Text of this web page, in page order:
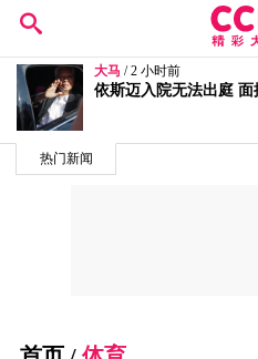
热门新闻
大马 / 18 小时前
努鲁依莎将在公正党大